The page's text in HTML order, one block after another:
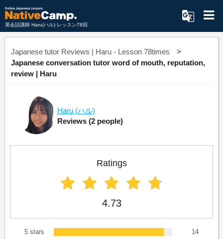
英会話講師 Haru(ハル) レッスン78回
Japanese tutor Reviews | Haru - Lesson 78times
Japanese conversation tutor word of mouth, reputation,
review | Haru
Haru (ハル)
Reviews (2 people)
Ratings
4.73
5 stars
14